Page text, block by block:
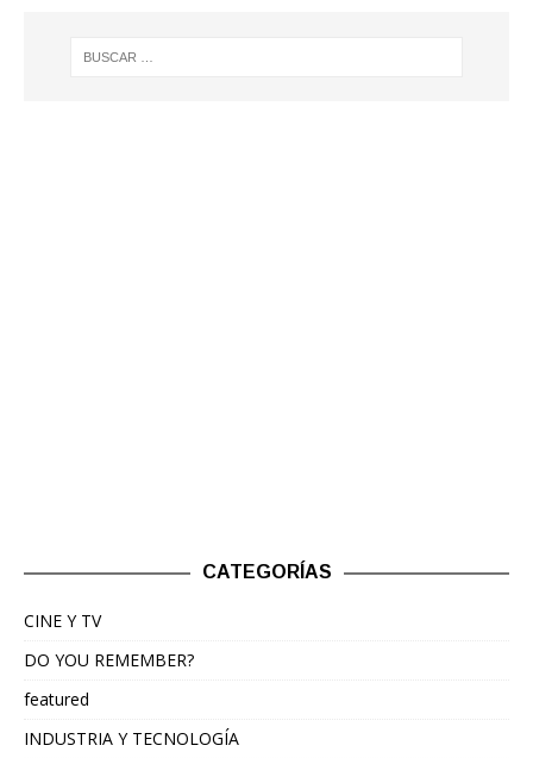
CATEGORÍAS
CINE Y TV
DO YOU REMEMBER?
featured
INDUSTRIA Y TECNOLOGÍA